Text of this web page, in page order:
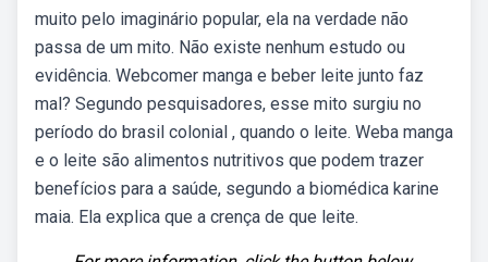
muito pelo imaginário popular, ela na verdade não
passa de um mito. Não existe nenhum estudo ou
evidência. Webcomer manga e beber leite junto faz
mal? Segundo pesquisadores, esse mito surgiu no
período do brasil colonial , quando o leite. Weba manga
e o leite são alimentos nutritivos que podem trazer
benefícios para a saúde, segundo a biomédica karine
maia. Ela explica que a crença de que leite.